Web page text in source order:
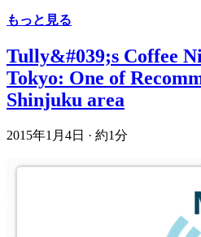
もっと見る
Tully&#039;s Coffee
Tokyo: One of
Shinjuku area
2015年1月4日 · 約1分